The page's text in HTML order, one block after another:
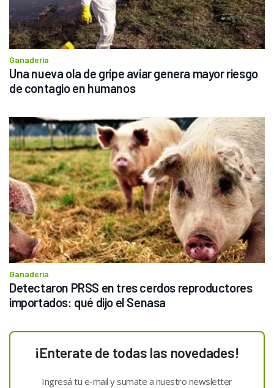
Ganadería
Una nueva ola de gripe aviar genera mayor riesgo
de contagio en humanos
Ganadería
Detectaron PRSS en tres cerdos reproductores
importados: qué dijo el Senasa
¡Enterate de todas las novedades!
Ingresá tu e-mail y sumate a nuestro newsletter